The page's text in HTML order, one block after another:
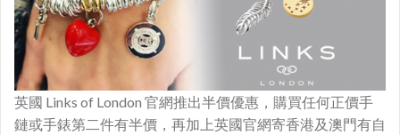
英國 Links of London 官網推出半價優惠，購買任何正價手
鏈或手錶第二件有半價，再加上英國官網寄香港及澳門有自